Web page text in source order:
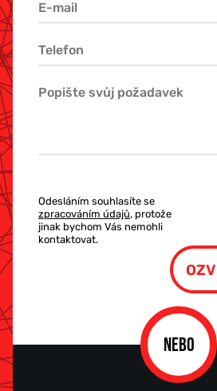
Odesláním souhlasíte se
zpracováním údajů, protože
jinak bychom Vás nemohli
kontaktovat.
NEBO